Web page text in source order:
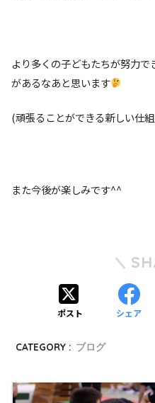
より多くの子どもたちが努力
があるなあと思います
(頑張ることができる新しい仕
また今後が楽しみです^^
ポスト シェア
CATEGORY : ブログ